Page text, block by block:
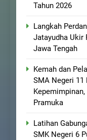
Tahun 2026
Langkah
Jatayudha Ukir
Jawa Tengah
Kemah dan
SMA Negeri
Pramuka
Latihan
SMK Negeri 6